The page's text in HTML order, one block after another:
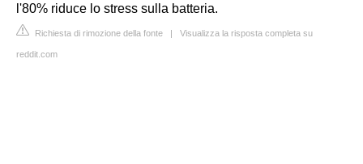
l'80% riduce lo stress sulla batteria.
Richiesta di rimozione della fonte | Visualizza la risposta completa su
reddit.com